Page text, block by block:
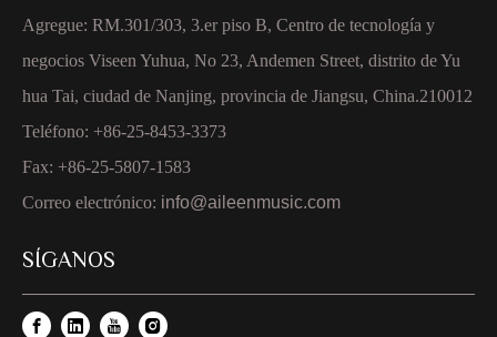
Agregue: RM.301/303, 3.er piso B, Centro de tecnología y
negocios Viseen Yuhua, No 23, Andemen Street, distrito de Yu
hua Tai, ciudad de Nanjing, provincia de Jiangsu, China.210012
Teléfono: +86-25-8453-3373
Fax: +86-25-5807-1583
Correo electrónico: info@aileenmusic.com
SÍGANOS